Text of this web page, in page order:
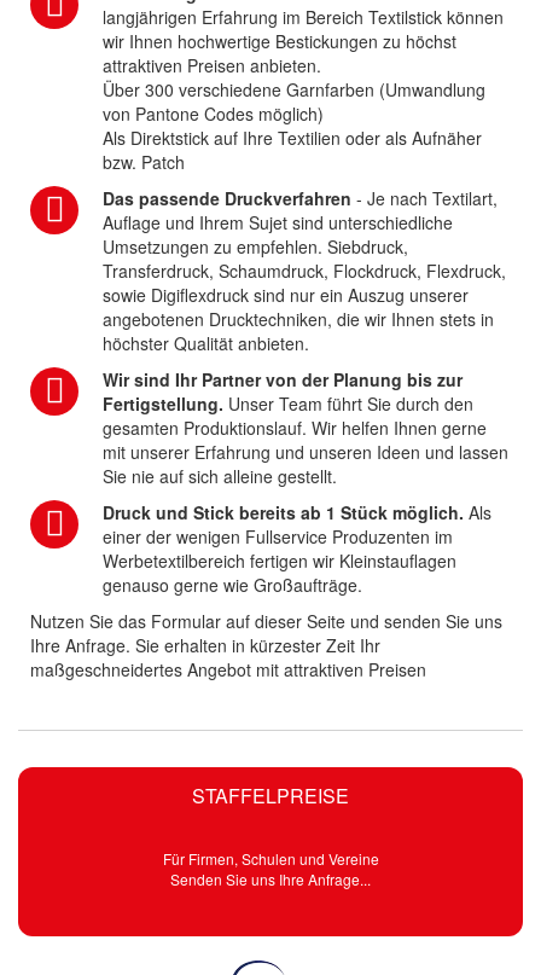
STAFFELPREISE
Für Firmen, Schulen und Vereine
Senden Sie uns Ihre Anfrage...
langjährigen Erfahrung im Bereich Textilstick können
wir Ihnen hochwertige Bestickungen zu höchst
attraktiven Preisen anbieten.
Über 300 verschiedene Garnfarben (Umwandlung
von Pantone Codes möglich)
Als Direktstick auf Ihre Textilien oder als Aufnäher
bzw. Patch
Das passende Druckverfahren - Je nach Textilart,
Auflage und Ihrem Sujet sind unterschiedliche
Umsetzungen zu empfehlen. Siebdruck,
Transferdruck, Schaumdruck, Flockdruck, Flexdruck,
sowie Digiflexdruck sind nur ein Auszug unserer
angebotenen Drucktechniken, die wir Ihnen stets in
höchster Qualität anbieten.
Wir sind Ihr Partner von der Planung bis zur
Fertigstellung. Unser Team führt Sie durch den
gesamten Produktionslauf. Wir helfen Ihnen gerne
mit unserer Erfahrung und unseren Ideen und lassen
Sie nie auf sich alleine gestellt.
Druck und Stick bereits ab 1 Stück möglich. Als
einer der wenigen Fullservice Produzenten im
Werbetextilbereich fertigen wir Kleinstauflagen
genauso gerne wie Großaufträge.
Nutzen Sie das Formular auf dieser Seite und senden Sie uns
Ihre Anfrage. Sie erhalten in kürzester Zeit Ihr
maßgeschneidertes Angebot mit attraktiven Preisen